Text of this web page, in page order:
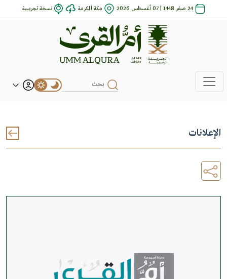
24 صفر 1448 | 07 أغسطس 2026 مكة المكرمة نسخة تجريبية
الإعلانات